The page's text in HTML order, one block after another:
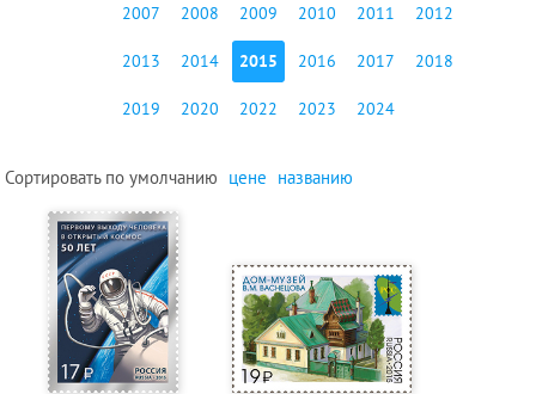
2007 2008 2009 2010 2011 2012
2013 2014 2015 2016 2017 2018
2019 2020 2022 2023 2024
Сортировать поумолчанию цене названию